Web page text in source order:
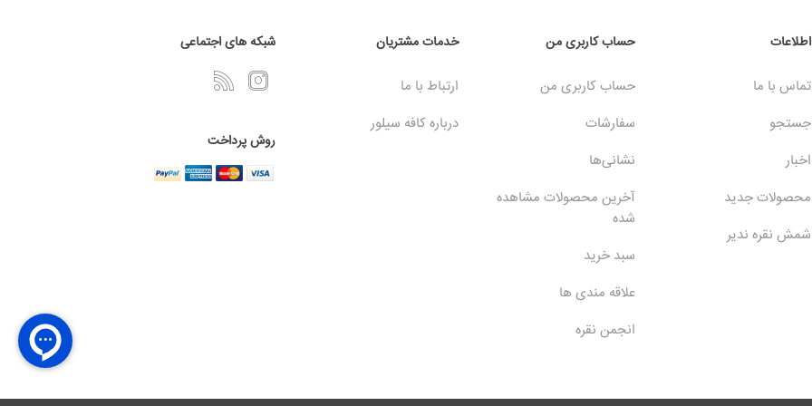
اطلاعات
تماس با ما
جستجو
اخبار
محصولات جدید
شمش نقره ندیر
حساب کاربری من
حساب کاربری من
سفارشات
نشانی‌ها
آخرین محصولات مشاهده
شده
سبد خرید
علاقه مندی ها
انجمن نقره
خدمات مشتریان
ارتباط با ما
درباره کافه سیلور
شبکه های اجتماعی
روش پرداخت